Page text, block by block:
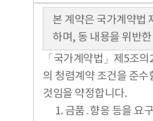
본 계약은 국가계약법
하며, 동 내용을 위반
「국가계약법」제5조
의 청렴계약 조건을 준
것임을 약정합니다.
1. 금품․향응 등을 요